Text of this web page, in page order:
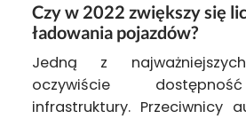
Czy w 2022 zwiększy się
ładowania pojazdów?
Jedną z
oczywiście
infrastruktury. Przeciwnicy